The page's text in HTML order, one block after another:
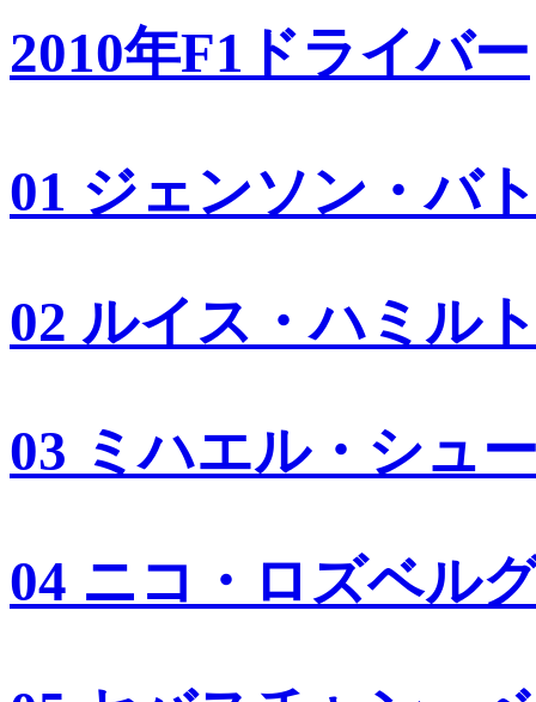
2010年F1ドライバー
01 ジェンソン・バ
02 ルイス・ハミル
03 ミハエル・シュ
04 ニコ・ロズベル